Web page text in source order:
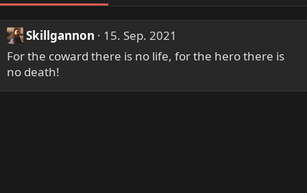
Skillgannon
15. Sep. 2021
For the coward there is no life, for the hero there is
no death!